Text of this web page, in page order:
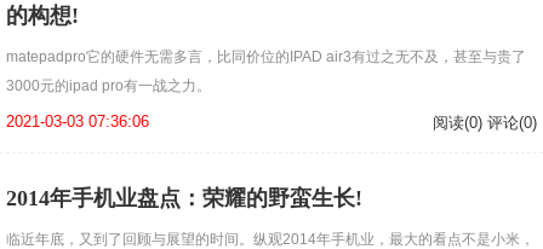
的构想!
matepadpro它的硬件无需多言，比同价位的IPAD air3有过之无不及，甚至与贵了
3000元的ipad pro有一战之力。
2021-03-03 07:36:06 阅读(0) 评论(0)
2014年手机业盘点：荣耀的野蛮生长!
临近年底，又到了回顾与展望的时间。纵观2014年手机业，最大的看点不是小米，